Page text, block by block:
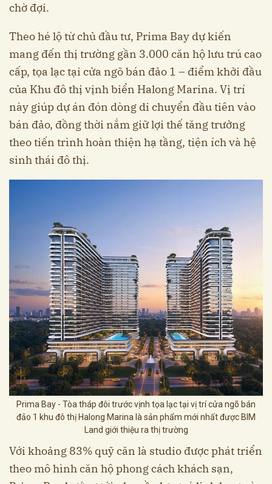
chờ đợi.
Theo hé lộ từ chủ đầu tư, Prima Bay dự kiến
mang đến thị trường gần 3.000 căn hộ lưu trú cao
cấp, tọa lạc tại cửa ngõ bán đảo 1 – điểm khởi đầu
của Khu đô thị vịnh biển Halong Marina. Vị trí
này giúp dự án đón dòng di chuyển đầu tiên vào
bán đảo, đồng thời nắm giữ lợi thế tăng trưởng
theo tiến trình hoàn thiện hạ tầng, tiện ích và hệ
sinh thái đô thị.
Prima Bay - Tòa tháp đôi trước vịnh tọa lạc tại vị trí cửa ngõ bán
đảo 1 khu đô thị Halong Marina là sản phẩm mới nhất được BIM
Land giới thiệu ra thị trường
Với khoảng 83% quỹ căn là studio được phát triển
theo mô hình căn hộ phong cách khách sạn,